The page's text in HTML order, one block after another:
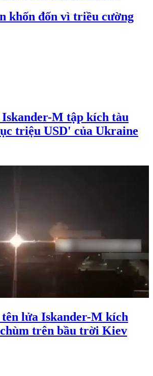
khốn đốn vì triều cường
M tập kích tàu
triệu USD' của Ukraine
lửa Iskander-M kích
trên bầu trời Kiev